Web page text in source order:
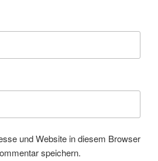
und Website in diesem Browser
speichern.